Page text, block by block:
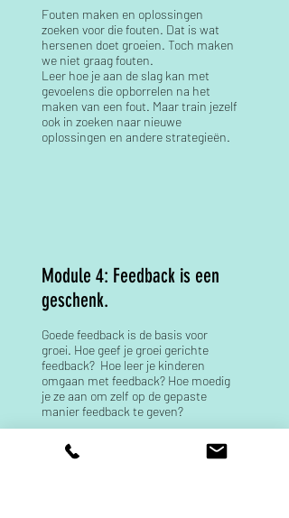
Fouten maken en oplossingen
zoeken voor die fouten. Dat is wat
hersenen doet groeien. Toch maken
we niet graag fouten.
Leer hoe je aan de slag kan met
gevoelens die opborrelen na het
maken van een fout. Maar train jezelf
ook in zoeken naar nieuwe
oplossingen en andere strategieën.
Module 4: Feedback is een
geschenk.
Goede feedback is de basis voor
groei. Hoe geef je groei gerichte
feedback? Hoe leer je kinderen
omgaan met feedback? Hoe moedig
je ze aan om zelf op de gepaste
manier feedback te geven?